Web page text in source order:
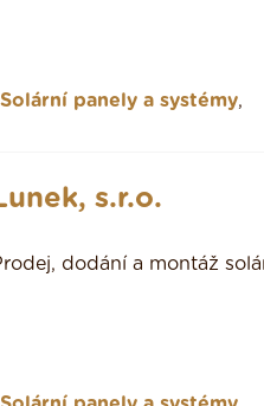
Solární panely a systémy,
s.r.o.
dodání a montáž